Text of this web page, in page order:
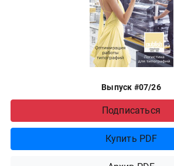
Выпуск #07/26
Подписаться
Купить PDF